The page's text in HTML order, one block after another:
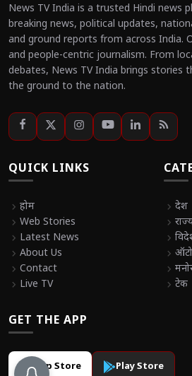
News TV India is a trusted Hindi news
breaking news, political updates,
and ground reports from across India.
and people-centric journalism. From
debates, News TV India brings stories
the ground to the nation.
QUICK LINKS
chevron_right होम
chevron_right Web Stories
chevron_right Latest News
chevron_right About Us
chevron_right Contact
chevron_right Live TV
chevron_right देश
chevron_right
chevron_right
chevron_right ऑटो
chevron_right
chevron_right टेक
GET THE APP
App Store Play Store